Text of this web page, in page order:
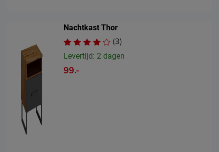
Nachtkast Thor
(3)
Levertijd: 2 dagen
99.-